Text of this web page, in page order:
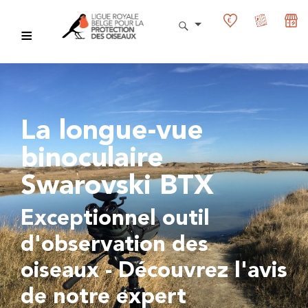
La longue-vue
binoculaire
Swarovski BTX
Exceptionnel outil
d'observation des
oiseaux - Découvrez l'avis
de notre expert